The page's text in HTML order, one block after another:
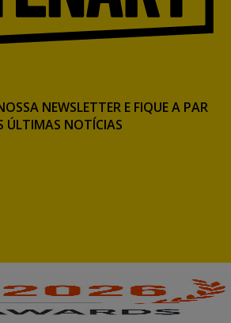
NEWSLETTER E FIQUE A PAR
ÚLTIMAS NOTÍCIAS